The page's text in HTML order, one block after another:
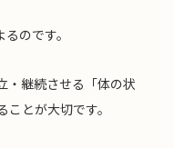
のです。
・継続させる「体の状
とが大切です。